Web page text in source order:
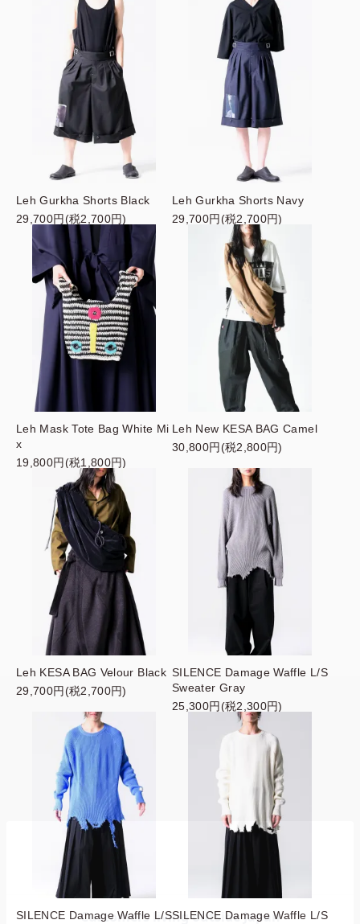
Leh Gurkha Shorts Black
29,700円(税2,700円)
Leh Gurkha Shorts Navy
29,700円(税2,700円)
Leh Mask Tote Bag White Mi
x
19,800円(税1,800円)
Leh New KESA BAG Camel
30,800円(税2,800円)
Leh KESA BAG Velour Black
29,700円(税2,700円)
SILENCE Damage Waffle L/S
Sweater Gray
25,300円(税2,300円)
SILENCE Damage Waffle L/SSILENCE Damage Waffle L/S